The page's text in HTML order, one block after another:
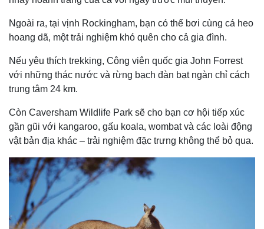
Ngoài ra, tại vịnh Rockingham, bạn có thể bơi cùng cá heo
hoang dã, một trải nghiệm khó quên cho cả gia đình.
Nếu yêu thích trekking, Công viên quốc gia John Forrest
với những thác nước và rừng bạch đàn bạt ngàn chỉ cách
trung tâm 24 km.
Còn Caversham Wildlife Park sẽ cho bạn cơ hội tiếp xúc
gần gũi với kangaroo, gấu koala, wombat và các loài động
vật bản địa khác – trải nghiệm đặc trưng không thể bỏ qua.